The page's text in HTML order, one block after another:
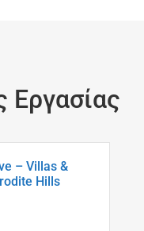
Εργασίας
– Villas &
Hills